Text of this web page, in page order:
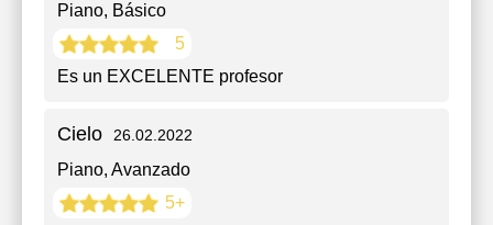
Piano, Básico
5
Es un EXCELENTE profesor
Cielo 26.02.2022
Piano, Avanzado
5+